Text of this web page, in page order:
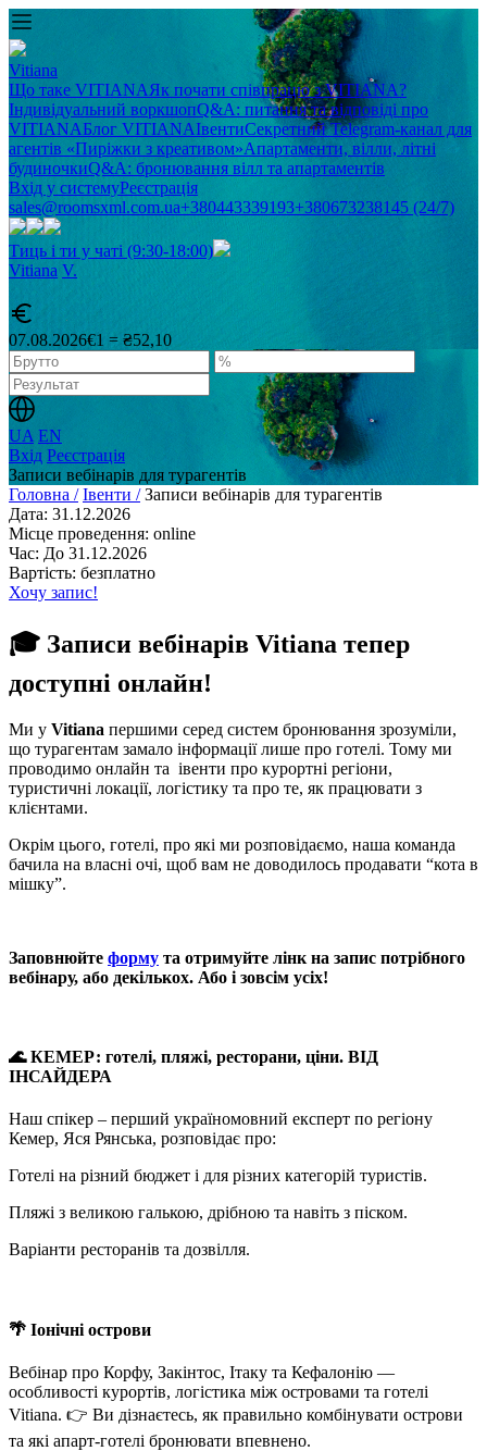
Vitiana
Що таке VITIANAЯк почати співпрацю з VITIANA?
Індивідуальний воркшопQ&A: питання та відповіді про
VITIANAБлог VITIANAІвентиСекретний Telegram-канал для
агентів «Пиріжки з креативом»Апартаменти, вілли, літні
будиночкиQ&A: бронювання вілл та апартаментів
Вхід у системуРеєстрація
sales@roomsxml.com.ua+380443339193+380673238145 (24/7)
Тиць і ти у чаті (9:30-18:00)
Vitiana V.
07.08.2026€1 = ₴52,10
UA EN
Вхід Реєстрація
Записи вебінарів для турагентів
Головна / Івенти / Записи вебінарів для турагентів
Дата: 31.12.2026
Місце проведення: online
Час: До 31.12.2026
Вартість: безплатно
Хочу запис!
🎓 Записи вебінарів Vitiana тепер
доступні онлайн!
Ми у Vitiana першими серед систем бронювання зрозуміли,
що турагентам замало інформації лише про готелі. Тому ми
проводимо онлайн та івенти про курортні регіони,
туристичні локації, логістику та про те, як працювати з
клієнтами.
Окрім цього, готелі, про які ми розповідаємо, наша команда
бачила на власні очі, щоб вам не доводилось продавати “кота в
мішку”.
Заповнюйте форму та отримуйте лінк на запис потрібного
вебінару, або декількох. Або і зовсім усіх!
🌊 КЕМЕР: готелі, пляжі, ресторани, ціни. ВІД
ІНСАЙДЕРА
Наш спікер – перший україномовний експерт по регіону
Кемер, Яся Рянська, розповідає про:
Готелі на різний бюджет і для різних категорій туристів.
Пляжі з великою галькою, дрібною та навіть з піском.
Варіанти ресторанів та дозвілля.
🌴 Іонічні острови
Вебінар про Корфу, Закінтос, Ітаку та Кефалонію —
особливості курортів, логістика між островами та готелі
Vitiana. 👉 Ви дізнаєтесь, як правильно комбінувати острови
та які апарт‑готелі бронювати впевнено.